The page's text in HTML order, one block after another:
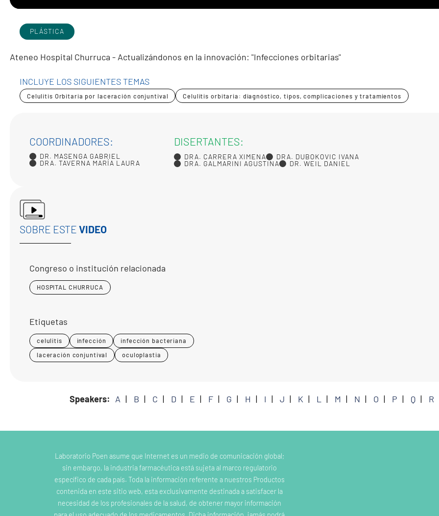
PLÁSTICA
Ateneo Hospital Churruca - Actualizándonos en la innovación: "Infecciones orbitarias"
INCLUYE LOS SIGUIENTES TEMAS
Celulitis Orbitaria por laceración conjuntival Celulitis orbitaria: diagnóstico, tipos, complicaciones y tratamientos
COORDINADORES:
DR. MASENGA GABRIEL
DRA. TAVERNA MARÍA LAURA
DISERTANTES:
DRA. CARRERA XIMENA
DRA. DUBOKOVIC IVANA
DRA. GALMARINI AGUSTINA
DR. WEIL DANIEL
SOBRE ESTE VIDEO
Congreso o institución relacionada
HOSPITAL CHURRUCA
Etiquetas
celulitis infección
infección bacteriana
laceración conjuntival
oculoplastia
Speakers: A B C D E F G H I J K L M N O P Q R
Laboratorio Poen asume que Internet es un medio de comunicación global;
sin embargo, la industria farmacéutica está sujeta al marco regulatorio
específico de cada país. Toda la información referente a nuestros Productos
contenida en este sitio web, esta exclusivamente destinada a satisfacer la
necesidad de los profesionales de la salud, de obtener mayor información